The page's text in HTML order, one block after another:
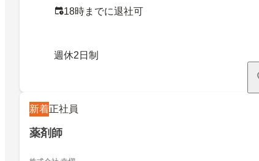
18時までに退社可
週休2日制
新着正社員
薬剤師